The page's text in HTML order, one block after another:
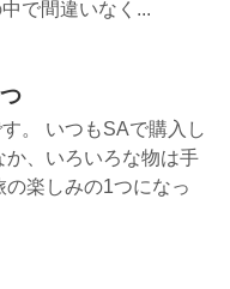
で間違いなく...
。 いつもSAで購入し
か、いろいろな物は手
の楽しみの1つになっ